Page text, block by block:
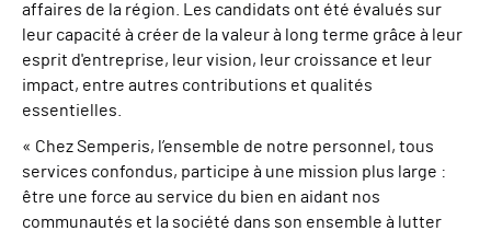
affaires de la région. Les candidats ont été évalués sur
leur capacité à créer de la valeur à long terme grâce à leur
esprit d'entreprise, leur vision, leur croissance et leur
impact, entre autres contributions et qualités
essentielles.
« Chez Semperis, l’ensemble de notre personnel, tous
services confondus, participe à une mission plus large :
être une force au service du bien en aidant nos
communautés et la société dans son ensemble à lutter